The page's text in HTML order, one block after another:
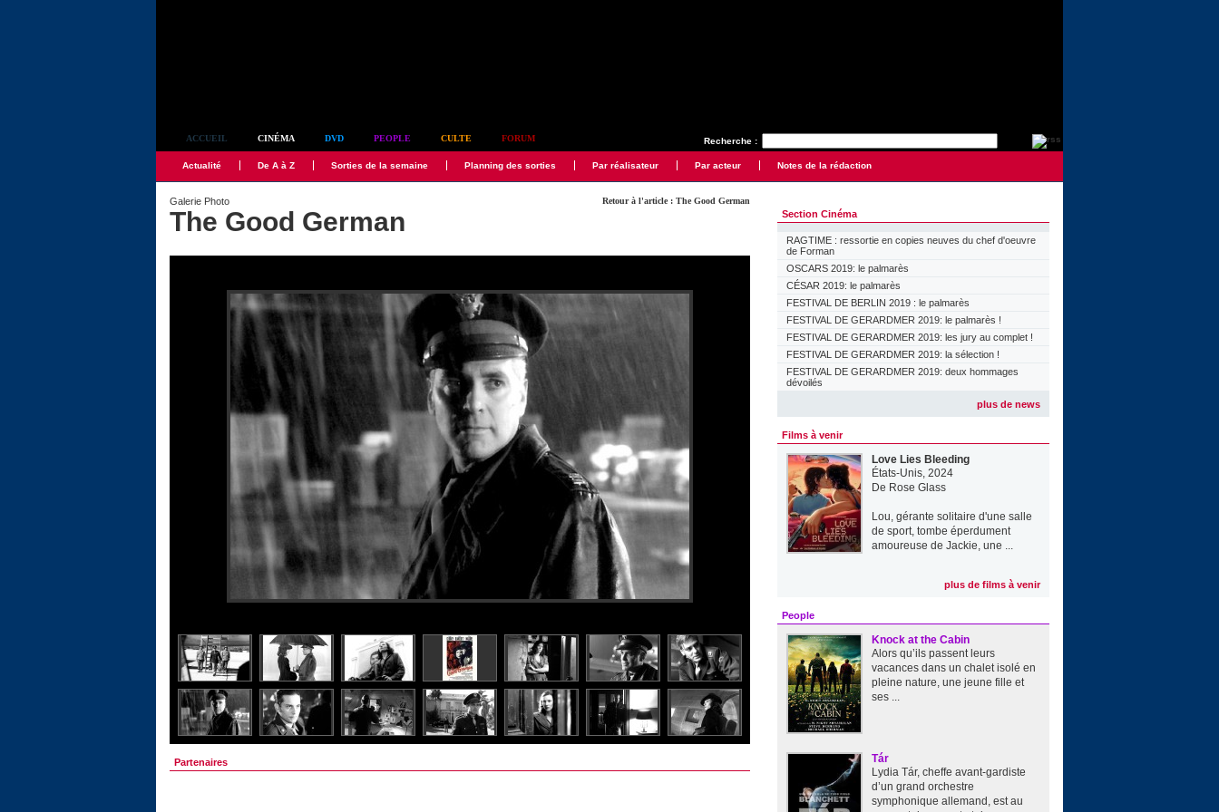
Recherche :
ACCUEIL CINÉMA DVD PEOPLE CULTE FORUM
Actualité De A à Z Sorties de la semaine Planning des sorties Par réalisateur Par acteur Notes de la rédaction
Retour à l'article : The Good German
Galerie Photo
The Good German
Partenaires
Section Cinéma
RAGTIME : ressortie en copies neuves du chef d'oeuvre
de Forman
OSCARS 2019: le palmarès
CÉSAR 2019: le palmarès
FESTIVAL DE BERLIN 2019 : le palmarès
FESTIVAL DE GERARDMER 2019: le palmarès !
FESTIVAL DE GERARDMER 2019: les jury au complet !
FESTIVAL DE GERARDMER 2019: la sélection !
FESTIVAL DE GERARDMER 2019: deux hommages
dévoilés
plus de news
Films à venir
Love Lies Bleeding
États-Unis, 2024
De Rose Glass
Lou, gérante solitaire d'une salle
de sport, tombe éperdument
amoureuse de Jackie, une ...
plus de films à venir
People
Knock at the Cabin
Alors qu’ils passent leurs
vacances dans un chalet isolé en
pleine nature, une jeune fille et
ses ...
Tár
Lydia Tár, cheffe avant-gardiste
d’un grand orchestre
symphonique allemand, est au